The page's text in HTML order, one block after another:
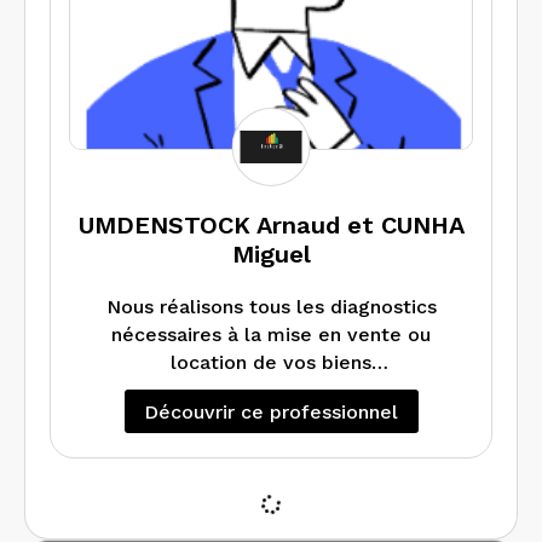
UMDENSTOCK Arnaud et CUNHA
Miguel
Nous réalisons tous les diagnostics
nécessaires à la mise en vente ou
location de vos biens
immobiliers selon les normes en
vigueur. En nous choisissant vous
d’expérience dans l’immobilier. Vous
Découvrir ce professionnel